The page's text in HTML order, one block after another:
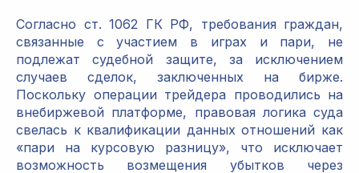
Согласно ст. 1062 ГК РФ, требования граждан,
связанные с участием в играх и пари, не
подлежат судебной защите, за исключением
случаев сделок, заключенных на бирже.
Поскольку операции трейдера проводились на
внебиржевой платформе, правовая логика суда
свелась к квалификации данных отношений как
«пари на курсовую разницу», что исключает
возможность возмещения убытков через